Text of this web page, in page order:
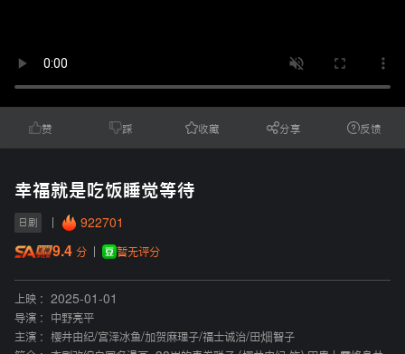
赞 踩 收藏 分享 反馈
幸福就是吃饭睡觉等待
日剧 922701
9.4 分 暂无评分
上映 :
2025-01-01
导演 :
中野亮平
主演 :
樱井由纪/宫泽冰鱼/加贺麻理子/福士诚治/田畑智子